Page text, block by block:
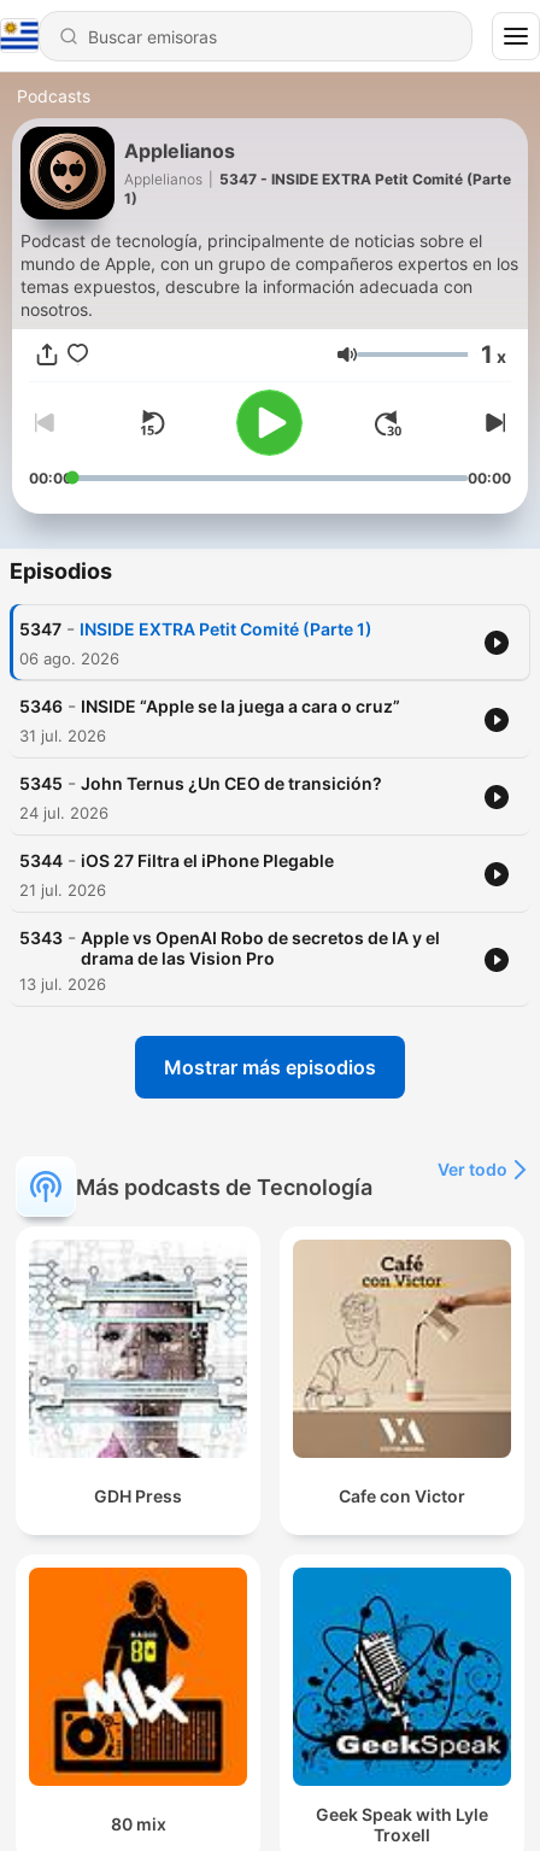
Podcasts
Applelianos
Applelianos
5347 - INSIDE EXTRA Petit Comité (Parte
1)
Podcast de tecnología, principalmente de noticias sobre el
mundo de Apple, con un grupo de compañeros expertos en los
temas expuestos, descubre la información adecuada con
nosotros.
Volumen 1 x
00:00 00:00
Episodios
5347 - INSIDE EXTRA Petit Comité (Parte 1)
06 ago. 2026
5346 - INSIDE “Apple se la juega a cara o cruz”
31 jul. 2026
5345 - John Ternus ¿Un CEO de transición?
24 jul. 2026
5344 - iOS 27 Filtra el iPhone Plegable
21 jul. 2026
5343 - Apple vs OpenAI Robo de secretos de IA y el
drama de las Vision Pro
13 jul. 2026
Mostrar más episodios
Más podcasts de Tecnología
Ver todo
GDH Press Cafe con Victor
80 mix
Geek Speak with Lyle
Troxell